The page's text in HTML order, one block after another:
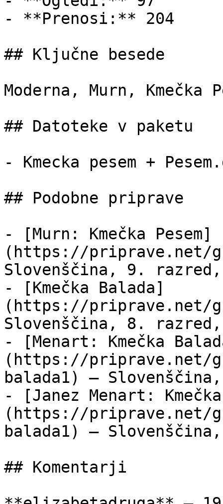
- **Prenosi:** 204
## Ključne besede
Moderna, Murn, Kmečka
## Datoteke v paketu
- Kmecka pesem +
## Podobne priprave
- [Murn: Kmečka Pesem]
(https://priprave.net/
Slovenščina, 9. razred,
- [Kmečka Balada]
(https://priprave.net/
Slovenščina, 8. razred,
- [Menart: Kmečka
(https://priprave.net/
balada1) —
- [Janez Menart:
(https://priprave.net/
balada1) —
## Komentarji